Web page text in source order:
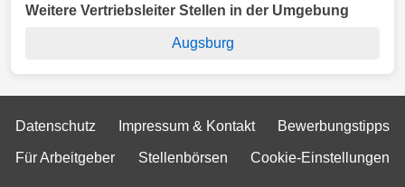
Weitere Vertriebsleiter Stellen in der Umgebung
Augsburg
Datenschutz Impressum & Kontakt Bewerbungstipps
Für Arbeitgeber Stellenbörsen Cookie-Einstellungen